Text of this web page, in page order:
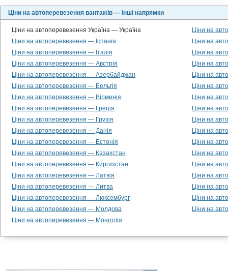
Ціни на автоперевезення вантажів — інші напрямки
Ціни на автоперевезення Україна — Україна
Ціни на
Ціни на автоперевезення — Іспанія
Ціни на
Ціни на автоперевезення — Італія
Ціни на
Ціни на автоперевезення — Австрія
Ціни на
Ціни на автоперевезення — Азербайджан
Ціни на
Ціни на автоперевезення — Бельгія
Ціни на
Ціни на автоперевезення — Вірменія
Ціни на
Ціни на автоперевезення — Греція
Ціни на
Ціни на автоперевезення — Грузія
Ціни на
Ціни на автоперевезення — Данія
Ціни на
Ціни на автоперевезення — Естонія
Ціни на
Ціни на автоперевезення — Казахстан
Ціни на
Ціни на автоперевезення — Киргизстан
Ціни на
Ціни на автоперевезення — Латвія
Ціни на
Ціни на автоперевезення — Литва
Ціни на
Ціни на автоперевезення — Люксембург
Ціни на
Ціни на автоперевезення — Молдова
Ціни на
Ціни на автоперевезення — Монголія